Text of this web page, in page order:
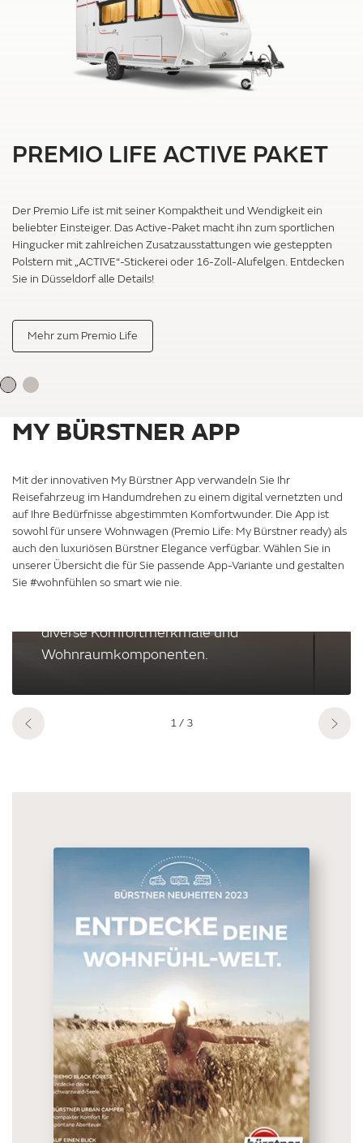
PREMIO LIFE ACTIVE PAKET
Der Premio Life ist mit seiner Kompaktheit und Wendigkeit ein
beliebter Einsteiger. Das Active-Paket macht ihn zum sportlichen
Hingucker mit zahlreichen Zusatzausstattungen wie gesteppten
Polstern mit „ACTIVE“-Stickerei oder 16-Zoll-Alufelgen. Entdecken
Sie in Düsseldorf alle Details!
Mehr zum Premio Life
MY BÜRSTNER APP
Mit der innovativen My Bürstner App verwandeln Sie Ihr
Reisefahrzeug im Handumdrehen zu einem digital vernetzten und
auf Ihre Bedürfnisse abgestimmten Komfortwunder. Die App ist
sowohl für unsere Wohnwagen (Premio Life: My Bürstner ready) als
auch den luxuriösen Bürstner Elegance verfügbar. Wählen Sie in
unserer Übersicht die für Sie passende App-Variante und gestalten
Sie #wohnfühlen so smart wie nie.
MY BÜRSTNER APP
ÜBERBLICK
Mit der My Bürstner App können Sie in
Ihrem Bürstner quasi auf Knopfdruck die
gewünschte #wohnfühl-Atmosphäre
diverse Komfortmerkmale und
Wohnraumkomponenten.
1/ 3